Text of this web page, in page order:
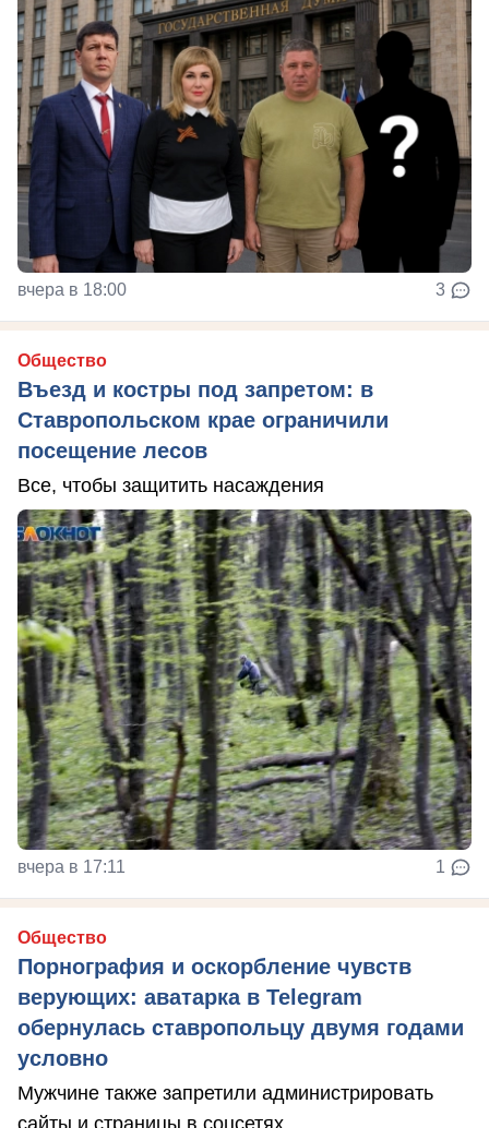
вчера в 18:00 3
Общество
Въезд и костры под запретом: в
Ставропольском крае ограничили
посещение лесов
Все, чтобы защитить насаждения
вчера в 17:11 1
Общество
Порнография и оскорбление чувств
верующих: аватарка в Telegram
обернулась ставропольцу двумя годами
условно
Мужчине также запретили администрировать